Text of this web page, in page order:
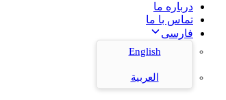
درباره ما
تماس با ما
فارسی
English
العربية